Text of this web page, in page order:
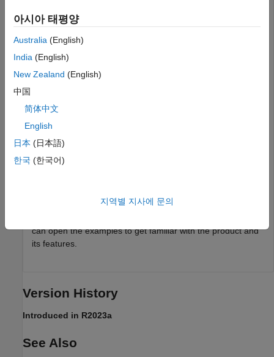
The Hardware Setup window provides instructions for
Follow the instructions on each page of the Hardware Setup
can open the examples to get familiar with the product and
its features.
Version History
Introduced in R2023a
See Also
아시아 태평양
Australia (English)
India (English)
New Zealand (English)
中国
简体中文
English
日本 (日本語)
한국 (한국어)
지역별 지사에 문의